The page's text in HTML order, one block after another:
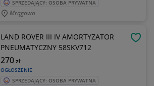
SPRZEDAJĄCY: OSOBA PRYWATNA
Mrągowo
LAND ROVER III IV AMORTYZATOR
PNEUMATYCZNY 58SKV712
OGŁOSZENIE
270zł
SPRZEDAJĄCY: OSOBA PRYWATNA